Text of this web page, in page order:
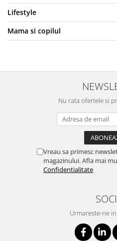
Lifestyle
Mama si copilul
Nu rata ofertele si
Vreau sa primesc
magazinului. Afla mai
Confidentialitate
Urmareste-ne